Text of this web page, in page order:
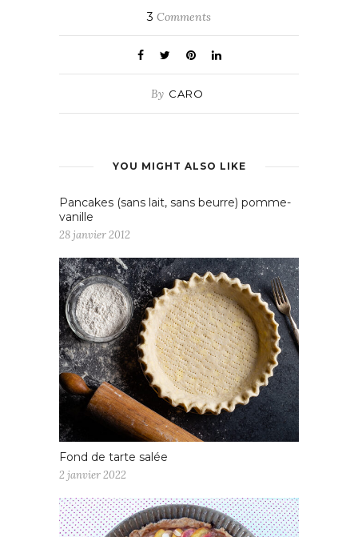
3 Comments
By CARO
YOU MIGHT ALSO LIKE
Pancakes (sans lait, sans beurre) pomme-
vanille
28 janvier 2012
Fond de tarte salée
2 janvier 2022